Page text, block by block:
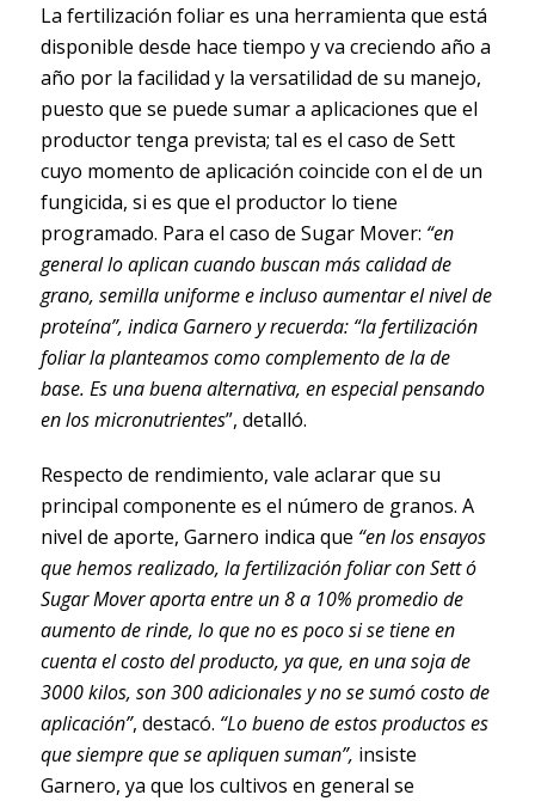
La fertilización foliar es una herramienta que está
disponible desde hace tiempo y va creciendo año a
año por la facilidad y la versatilidad de su manejo,
puesto que se puede sumar a aplicaciones que el
productor tenga prevista; tal es el caso de Sett
cuyo momento de aplicación coincide con el de un
fungicida, si es que el productor lo tiene
programado. Para el caso de Sugar Mover: “en
general lo aplican cuando buscan más calidad de
grano, semilla uniforme e incluso aumentar el nivel de
proteína”, indica Garnero y recuerda: “la fertilización
foliar la planteamos como complemento de la de
base. Es una buena alternativa, en especial pensando
en los micronutrientes”, detalló.
Respecto de rendimiento, vale aclarar que su
principal componente es el número de granos. A
nivel de aporte, Garnero indica que “en los ensayos
que hemos realizado, la fertilización foliar con Sett ó
Sugar Mover aporta entre un 8 a 10% promedio de
aumento de rinde, lo que no es poco si se tiene en
cuenta el costo del producto, ya que, en una soja de
3000 kilos, son 300 adicionales y no se sumó costo de
aplicación”, destacó. “Lo bueno de estos productos es
que siempre que se apliquen suman”, insiste
Garnero, ya que los cultivos en general se